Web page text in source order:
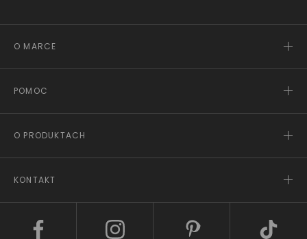
O MARCE
POMOC
O PRODUKTACH
KONTAKT